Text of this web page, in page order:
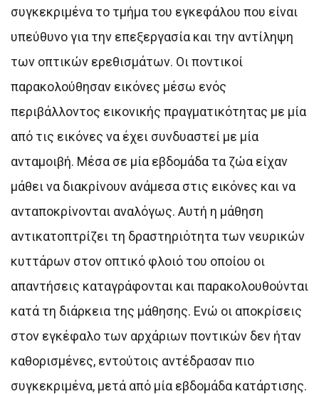
συγκεκριμένα το τμήμα του εγκεφάλου που είναι
υπεύθυνο για την επεξεργασία και την αντίληψη
των οπτικών ερεθισμάτων. Οι ποντικοί
παρακολούθησαν εικόνες μέσω ενός
περιβάλλοντος εικονικής πραγματικότητας με μία
από τις εικόνες να έχει συνδυαστεί με μία
ανταμοιβή. Μέσα σε μία εβδομάδα τα ζώα είχαν
μάθει να διακρίνουν ανάμεσα στις εικόνες και να
ανταποκρίνονται αναλόγως. Αυτή η μάθηση
αντικατοπτρίζει τη δραστηριότητα των νευρικών
κυττάρων στον οπτικό φλοιό του οποίου οι
απαντήσεις καταγράφονται και παρακολουθούνται
κατά τη διάρκεια της μάθησης. Ενώ οι αποκρίσεις
στον εγκέφαλο των αρχάριων ποντικών δεν ήταν
καθορισμένες, εντούτοις αντέδρασαν πιο
συγκεκριμένα, μετά από μία εβδομάδα κατάρτισης.